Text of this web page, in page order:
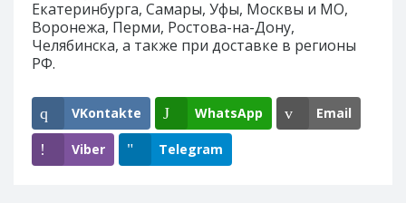
Екатеринбурга, Самары, Уфы, Москвы и МО,
Воронежа, Перми, Ростова-на-Дону,
Челябинска, а также при доставке в регионы
РФ.
VKontakte WhatsApp Email
Viber Telegram